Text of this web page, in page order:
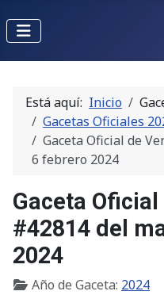
Está aquí: Inicio
Gacetas Oficiales
Gaceta Oficial de
6 febrero 2024
Gaceta
#42814 del
2024
Año de Gaceta: 2024